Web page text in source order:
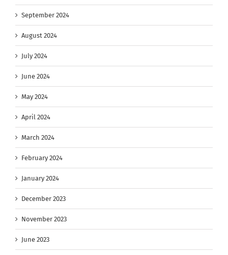
September 2024
August 2024
July 2024
June 2024
May 2024
April 2024
March 2024
February 2024
January 2024
December 2023
November 2023
June 2023